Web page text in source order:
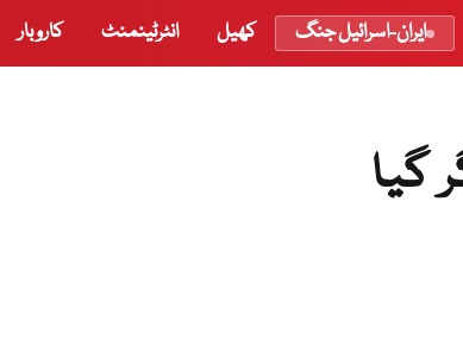
ایران-اسرائیل جنگ کھیل انٹرٹینمنٹ کاروبار
گیا